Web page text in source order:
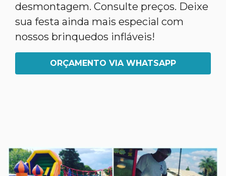
desmontagem. Consulte preços. Deixe
sua festa ainda mais especial com
nossos brinquedos infláveis!
ORÇAMENTO VIA WHATSAPP